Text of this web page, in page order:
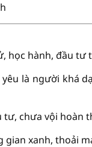
học hành, đầu
yêu là người khá
tư, chưa vội hoàn
gian xanh, thoải